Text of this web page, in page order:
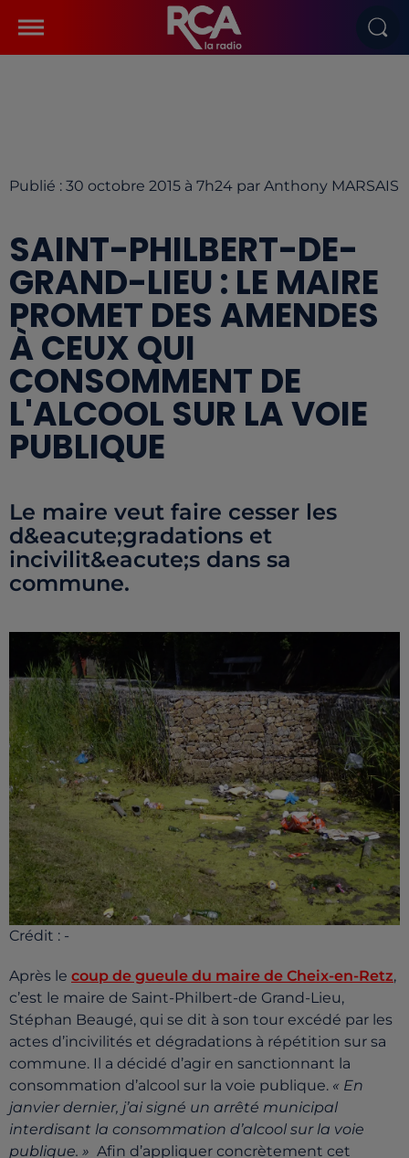
Publié : 30 octobre 2015 à 7h24 par Anthony MARSAIS
SAINT-PHILBERT-DE-
GRAND-LIEU : LE MAIRE
PROMET DES AMENDES
À CEUX QUI
CONSOMMENT DE
L'ALCOOL SUR LA VOIE
PUBLIQUE
Le maire veut faire cesser les
d&eacute;gradations et
incivilit&eacute;s dans sa
commune.
Crédit : -
Après le coup de gueule du maire de Cheix-en-Retz,
c’est le maire de Saint-Philbert-de Grand-Lieu,
Stéphan Beaugé, qui se dit à son tour excédé par les
actes d’incivilités et dégradations à répétition sur sa
commune. Il a décidé d’agir en sanctionnant la
consommation d’alcool sur la voie publique. « En
janvier dernier, j’ai signé un arrêté municipal
interdisant la consommation d’alcool sur la voie
publique. » Afin d’appliquer concrètement cet